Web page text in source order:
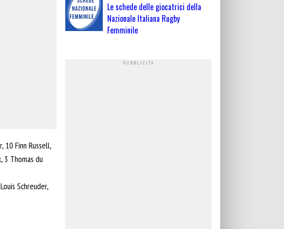
10 Finn Russell,
3 Thomas du
Schreuder,
Le schede delle giocatrici della
Nazionale Italiana Rugby
Femminile